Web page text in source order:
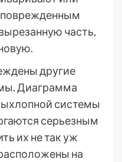
поврежденным
часть,
другие
Диаграмма
системы
серьезным
их не так уж
на